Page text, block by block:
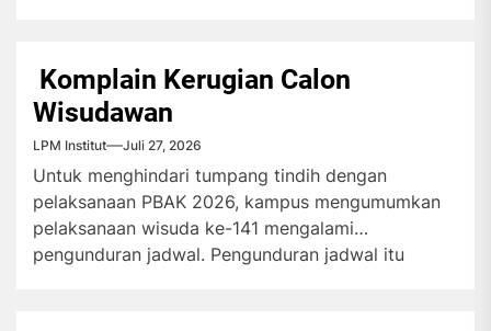
Komplain Kerugian Calon
Wisudawan
LPM Institut Juli 27, 2026
Untuk menghindari tumpang tindih dengan
pelaksanaan PBAK 2026, kampus mengumumkan
pelaksanaan wisuda ke-141 mengalami
pengunduran jadwal. Pengunduran jadwal itu